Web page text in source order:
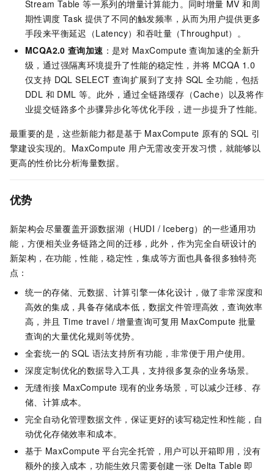
Stream Table 等一系列的增量计算能力。同时增量 MV 和周
期性调度 Task 提供了不同的触发频率，从而为用户提供更多
手段来平衡延迟（Latency）和吞吐量（Throughput）。
MCQA2.0 查询加速 ：是对 MaxCompute 查询加速的全新升
级，通过强隔离环境提升了性能的稳定性，并将 MCQA 1.0
仅支持 DQL SELECT 查询扩展到了支持 SQL 全功能，包括
DDL 和 DML 等。此外，通过全链路缓存（Cache）以及将作
业提交链路多个步骤异步化等优化手段，进一步提升了性能。
最重要的是，这些新能力都是基于 MaxCompute 原有的 SQL 引
擎建设实现的。MaxCompute 用户无需改变开发习惯，就能够以
更高的性价比分析海量数据。
优势
新架构会尽量覆盖开源数据湖（HUDI / Iceberg）的一些通用功
能，方便相关业务链路之间的迁移，此外，作为完全自研设计的
新架构，在功能，性能，稳定性，集成等方面也具备很多独特亮
点：
统一的存储、元数据、计算引擎一体化设计，做了非常深度和
高效的集成，具备存储成本低，数据文件管理高效，查询效率
高，并且 Time travel / 增量查询可复用 MaxCompute 批量
查询的大量优化规则等优势。
全套统一的 SQL 语法支持所有功能，非常便于用户使用。
深度定制优化的数据导入工具，支持很多复杂的业务场景。
无缝衔接 MaxCompute 现有的业务场景，可以减少迁移、存
储、计算成本。
完全自动化管理数据文件，保证更好的读写稳定性和性能，自
动优化存储效率和成本。
基于 MaxCompute 平台完全托管，用户可以开箱即用，没有
额外的接入成本，功能生效只需要创建一张 Delta Table 即